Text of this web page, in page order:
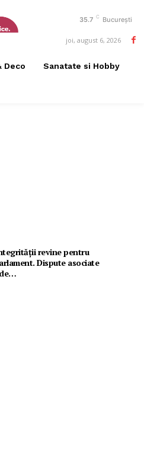
35.7 C București
joi, august 6, 2026
Deco Sanatate si Hobby
revine pentru
Dispute asociate